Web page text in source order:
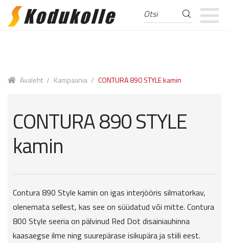
Skip
Skip
Otsi:
Avaleht / Kampaania / CONTURA 890 STYLE kamin
CONTURA 890 STYLE
kamin
Contura 890 Style kamin on igas interjööris silmatorkav,
olenemata sellest, kas see on süüdatud või mitte. Contura
800 Style seeria on pälvinud Red Dot disainiauhinna
kaasaegse ilme ning suurepärase isikupära ja stiili eest.